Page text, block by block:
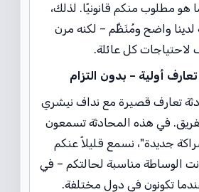
هو مطلوب منكم قانونيًا. لذلك،
لدينا واضح ومُنَظَّم – لكنه مرن
لاحتياجات كل عائلة.
تعارف قصيرة مع نداف نيشري
في هذه المحادثة تسمعون
جديدة"، نسمع قليلاً عنكم
الوساطة مناسبة لحالتكم – في
تكونون في دول مختلفة.